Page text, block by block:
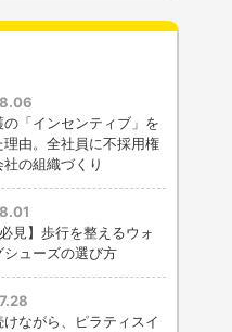
の「インセンティブ」を
理由。全社員に不採用権
社の組織づくり
必見】歩行を整えるウォ
シューズの選び方
ながら、ピラティスイ